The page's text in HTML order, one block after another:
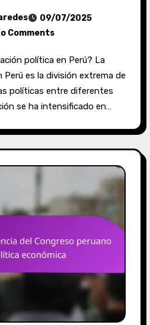
09/07/2025
Comments
es la división extrema de
políticas entre diferentes
se ha intensificado en…